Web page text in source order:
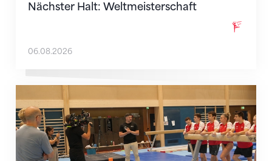
Nächster Halt: Weltmeisterschaft
06.08.2026
Mit klaren Zielen nach Zagreb